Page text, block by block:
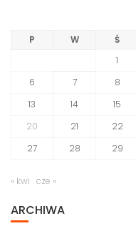
P W Ś
1
6
7 8
13
14 15
20
21 22
27
28 29
« kwi cze »
ARCHIWA